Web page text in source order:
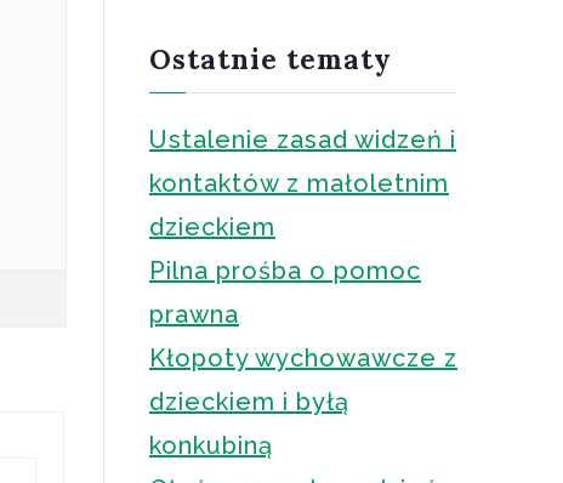
Ostatnie tematy
Ustalenie zasad widzeń i
kontaktów z małoletnim
dzieckiem
Pilna prośba o pomoc
prawna
Kłopoty wychowawcze z
dzieckiem i byłą
konkubiną